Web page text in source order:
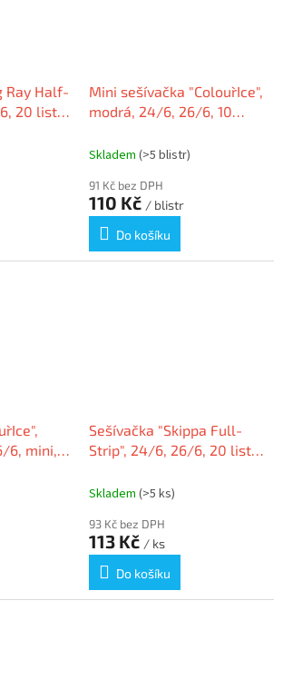
Ray Half-
20 listů,
Mini sešívačka "Colour`Ice",
modrá, 24/6, 26/6, 10
Skladem (>5 blistr)
91 Kč bez DPH
110 Kč / blistr
Do košíku
Sešívačka "Skippa Full-
Strip", 24/6, 26/6, 20 listů,
Skladem (>5 ks)
93 Kč bez DPH
113 Kč / ks
Do košíku